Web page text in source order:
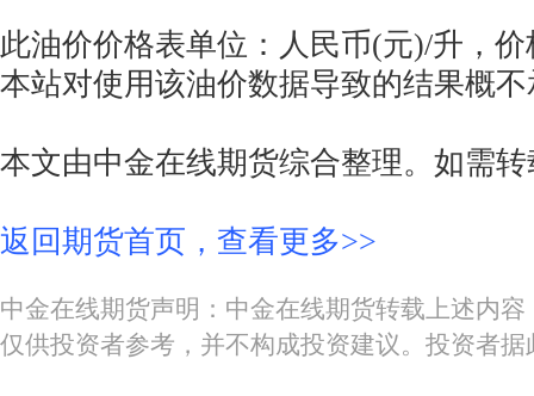
此油价价格表单位：人民币(元)/升，
本站对使用该油价数据导致的结果概
本文由中金在线期货综合整理。如需
返回期货首页，查看更多>>
中金在线期货声明：中金在线期货转载上述内
仅供投资者参考，并不构成投资建议。投资者